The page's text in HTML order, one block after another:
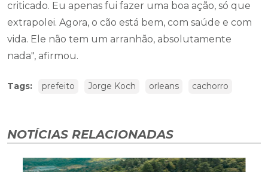
criticado. Eu apenas fui fazer uma boa ação, só que
extrapolei. Agora, o cão está bem, com saúde e com
vida. Ele não tem um arranhão, absolutamente
nada", afirmou.
Tags: prefeito Jorge Koch orleans cachorro
NOTÍCIAS RELACIONADAS